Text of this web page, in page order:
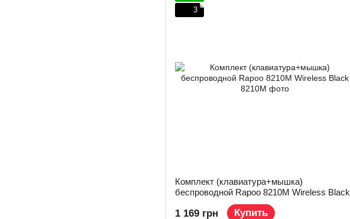
3
Комплект (клавиатура+мышка)
беспроводной Rapoo 8210M Wireless Black
1 169 грн Купить